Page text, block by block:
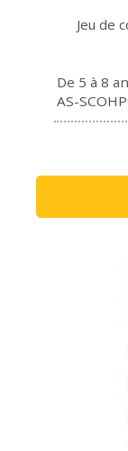
Jeu de
De 5 à 8
AS-